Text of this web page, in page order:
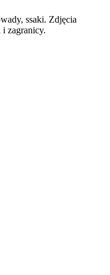
ssaki. Zdjęcia
zagranicy.